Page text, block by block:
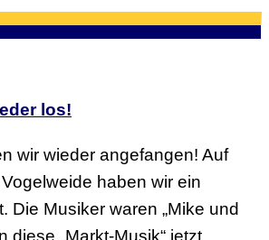
los!
wir wieder angefangen! Auf
haben wir ein
Die Musiker waren „Mike und
diese „Markt-Musik“ jetzt